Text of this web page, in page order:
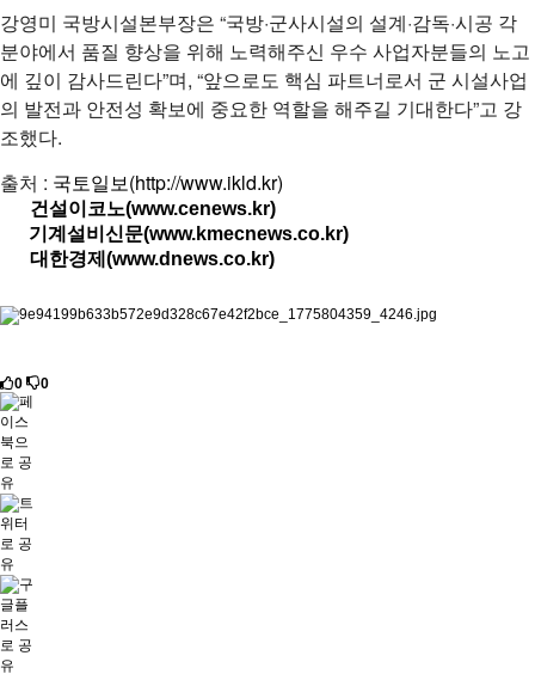
강영미 국방시설본부장은 “국방·군사시설의 설계·감독·시공 각
분야에서 품질 향상을 위해 노력해주신 우수 사업자분들의 노고
에 깊이 감사드린다”며, “앞으로도 핵심 파트너로서 군 시설사업
의 발전과 안전성 확보에 중요한 역할을 해주길 기대한다”고 강
조했다.
출처 : 국토일보(http://www.ikld.kr)
건설이코노(www.cenews.kr)
기계설비신문(www.kmecnews.co.kr)
대한경제(www.dnews.co.kr)
0 0